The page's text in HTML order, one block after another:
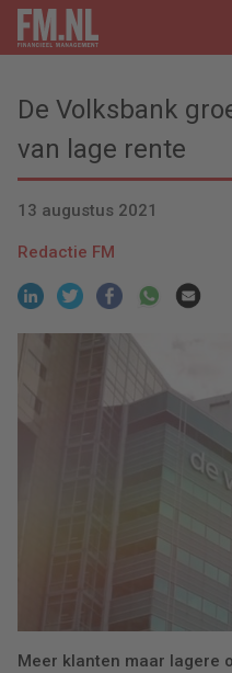
De Volksbank
van lage rente
13 augustus 2021
Redactie FM
Meer klanten maar lagere